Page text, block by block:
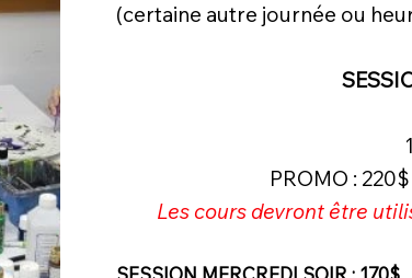
(certaine autre journée ou
PROMO :
Les cours devront être